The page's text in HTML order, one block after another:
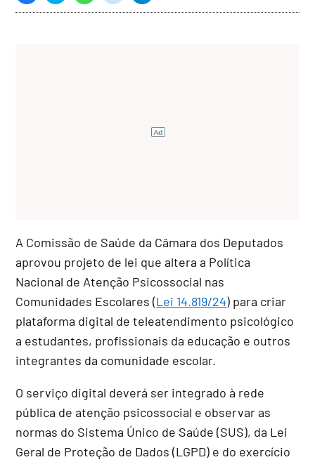
A Comissão de Saúde da Câmara dos Deputados
aprovou projeto de lei que altera a Política
Nacional de Atenção Psicossocial nas
Comunidades Escolares (Lei 14.819/24) para criar
plataforma digital de teleatendimento psicológico
a estudantes, profissionais da educação e outros
integrantes da comunidade escolar.
O serviço digital deverá ser integrado à rede
pública de atenção psicossocial e observar as
normas do Sistema Único de Saúde (SUS), da Lei
Geral de Proteção de Dados (LGPD) e do exercício